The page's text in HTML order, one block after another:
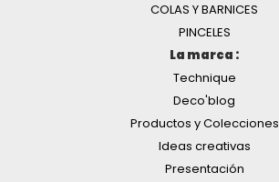
COLAS Y BARNICES
PINCELES
La marca :
Technique
Deco'blog
Productos y Colecciones
Ideas creativas
Presentación